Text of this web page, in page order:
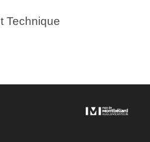
Technique